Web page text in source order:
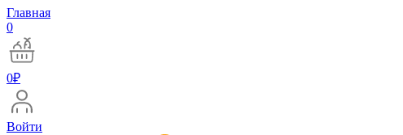
Главная
0
0₽
Войти